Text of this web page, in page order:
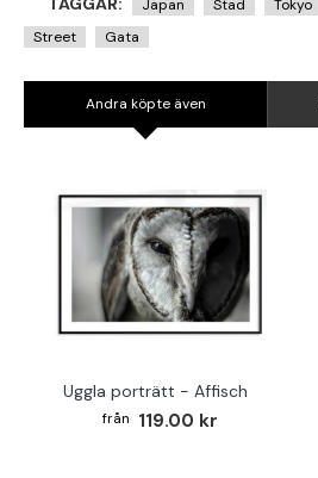
Japan Stad Tokyo
Street
Gata
Andra köpte även
Uggla porträtt - Affisch
119.00 kr